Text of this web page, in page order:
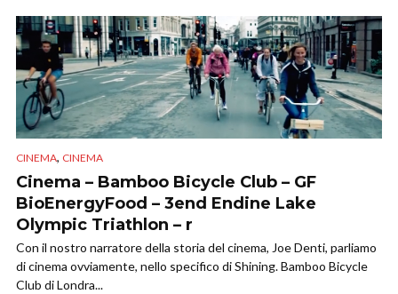
CINEMA, CINEMA
Cinema – Bamboo Bicycle Club – GF
BioEnergyFood – 3end Endine Lake
Olympic Triathlon – r
Con il nostro narratore della storia del cinema, Joe Denti, parliamo
di cinema ovviamente, nello specifico di Shining. Bamboo Bicycle
Club di Londra...